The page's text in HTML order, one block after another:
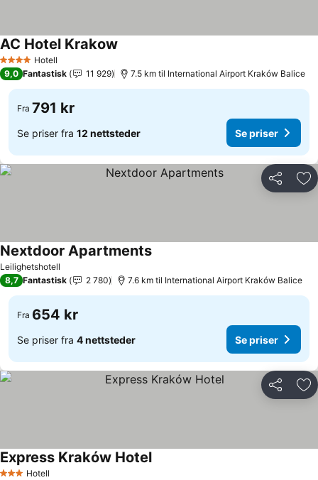
4 StjernerHotell
AC Hotel Krakow
9,0 Fantastisk 11 929 7.5 km til International Airport Kraków Balice
Fra 791 kr
Se priser fra 12 nettsteder Se priser
Del
Leilighetshotell
Nextdoor Apartments
8,7 Fantastisk 2 780 7.6 km til International Airport Kraków Balice
Fra 654 kr
Se priser fra 4 nettsteder Se priser
Del
3 StjernerHotell
Express Kraków Hotel